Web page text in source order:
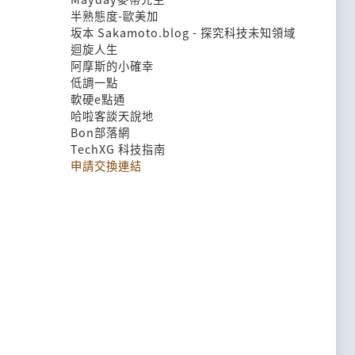
半熟態度-歐美加
坂本 Sakamoto.blog - 探究科技未知領域
迴旋人生
阿摩斯的小確幸
低調一點
軟硬e點通
哈啦客談天說地
Bon部落網
TechXG 科技指南
申請交換連結